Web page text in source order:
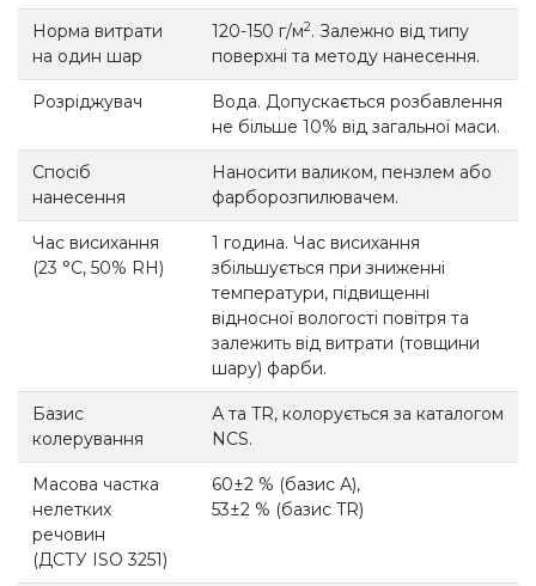
Норма витрати
на один шар
120-150 г/м2. Залежно від типу
поверхні та методу нанесення.
Розріджувач
Вода. Допускається розбавлення
не більше 10% від загальної маси.
Спосіб
нанесення
Наносити валиком, пензлем або
фарборозпилювачем.
Час висихання
(23 °С, 50% RH)
1 година. Час висихання
збільшується при зниженні
температури, підвищенні
відносної вологості повітря та
залежить від витрати (товщини
шару) фарби.
Базис
колерування
А та TR, колорується за каталогом
NCS.
Масова частка
нелетких
речовин
(ДСТУ ISO 3251)
60±2 % (базис А),
53±2 % (базис TR)